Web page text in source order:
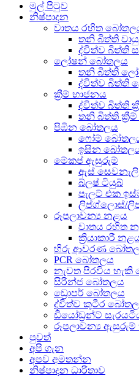
මුල් පිටුව
නිෂ්පාදන
වාතය රහිත
තනි බිත්ති
ද්විත්ව බිත්ති
ලෝෂන් බෝතලය
තනි බිත්ති
ද්විත්ව බිත්ති
ක්‍රීම් භාජනය
ද්විත්ව බිත්ති
තනි බිත්ති
පිඹින බෝතලය
ෆෝම්
ඉසින
මේකප් ඇසුරුම්
ඇස්
බ්ලෂ් ටියුබ්
පැලට් එක
ලිප්ග්ලොස්/
රූපලාවන්‍ය නළය
වාතය රහිත
ක්‍රියාකාරී
හිරු ආවරණ
PCR බෝතලය
නැවත පිරවිය
සිරින්ජ බෝතලය
ඩ්‍රොපර් බෝතලය
ද්විත්ව කුටීර
ඩියෝඩ්‍රන්ට්
රූපලාවන්‍ය ඇසුරුම්
පුවත්
අපි ගැන
අපව අමතන්න
නිෂ්පාදන ධාරිතාව